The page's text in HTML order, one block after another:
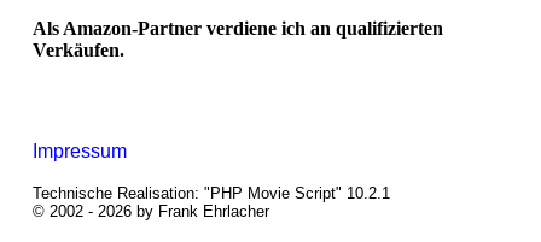
Als Amazon-Partner verdiene ich an qualifizierten
Verkäufen.
Impressum
Technische Realisation: "PHP Movie Script" 10.2.1
© 2002 - 2026 by Frank Ehrlacher